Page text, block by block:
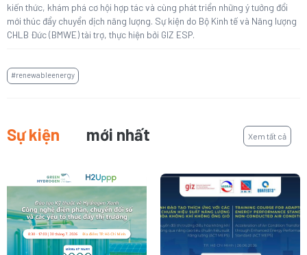
kiến thức, khám phá cơ hội hợp tác và cùng phát triển những ý tưởng đổi
mới thúc đẩy chuyển dịch năng lượng. Sự kiện do Bộ Kinh tế và Năng lượng
CHLB Đức (BMWE) tài trợ, thực hiện bởi GIZ ESP.
#renewableenergy
Sự kiện mới nhất Xem tất cả